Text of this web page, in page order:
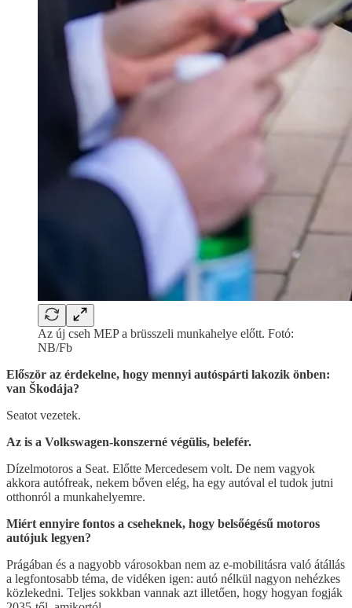
Az új cseh MEP a brüsszeli munkahelye előtt. Fotó:
NB/Fb
Először az érdekelne, hogy mennyi autóspárti lakozik önben:
van Škodája?
Seatot vezetek.
Az is a Volkswagen-konszerné végülis, belefér.
Dízelmotoros a Seat. Előtte Mercedesem volt. De nem vagyok
akkora autófreak, nekem bőven elég, ha egy autóval el tudok jutni
otthonról a munkahelyemre.
Miért ennyire fontos a cseheknek, hogy belsőégésű motoros
autójuk legyen?
Prágában és a nagyobb városokban nem az e-mobilitásra való átállás
a legfontosabb téma, de vidéken igen: autó nélkül nagyon nehézkes
közlekedni. Teljes sokkban vannak azt illetően, hogy hogyan fogják